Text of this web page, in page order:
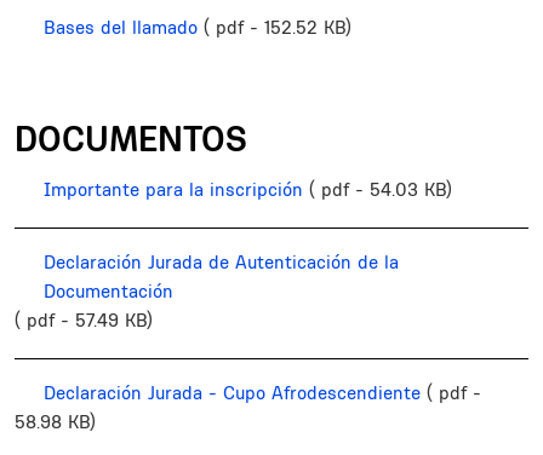
Bases del llamado ( pdf - 152.52 KB)
DOCUMENTOS
Importante para la inscripción ( pdf - 54.03 KB)
Declaración Jurada de Autenticación de la
Documentación
( pdf - 57.49 KB)
Declaración Jurada - Cupo Afrodescendiente ( pdf -
58.98 KB)